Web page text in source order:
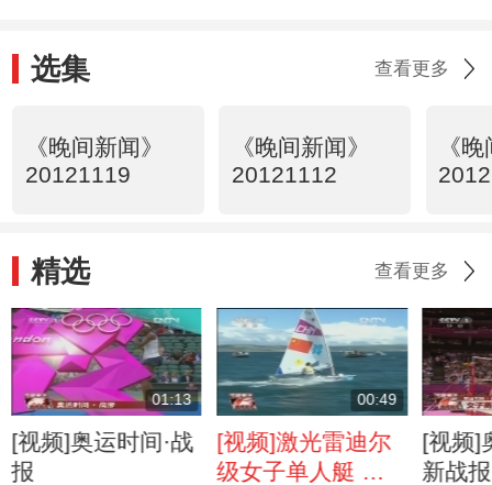
选集 查看更多
《晚间新闻》
20121119
《晚间新闻》
20121112
《
精选 查看更多
01:13
[视频]奥运时间·战
报
00:49
[视频]激光雷迪尔
级女子单人艇 徐
[视频]
新战